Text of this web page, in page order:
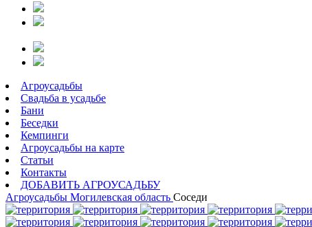
Агроусадьбы
Свадьба в усадьбе
Бани
Беседки
Кемпинги
Агроусадьбы на карте
Статьи
Контакты
ДОБАВИТЬ АГРОУСАДЬБУ
Агроусадьбы Могилевская область Соседи